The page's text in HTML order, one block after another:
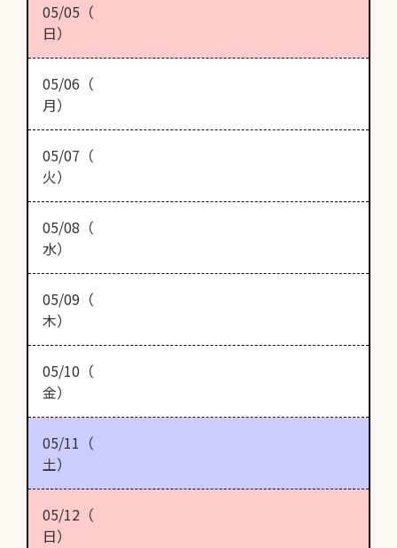
05/05（
日）
05/06（
月）
05/07（
火）
05/08（
水）
05/09（
木）
05/10（
金）
05/11（
土）
05/12（
日）